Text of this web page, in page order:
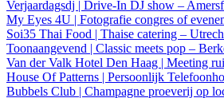
Verjaardagsdj | Drive-In DJ show –
My Eyes 4U | Fotografie congres of
Soi35 Thai Food | Thaise catering –
Toonaangevend | Classic meets pop –
Van der Valk Hotel Den Haag | Meeting
House Of Patterns | Persoonlijk
Bubbels Club | Champagne proeverij op